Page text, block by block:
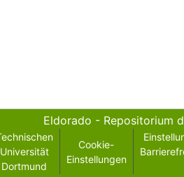
Eldorado - Repositorium
Universität
Dortmund
Cookie-
Einstellungen